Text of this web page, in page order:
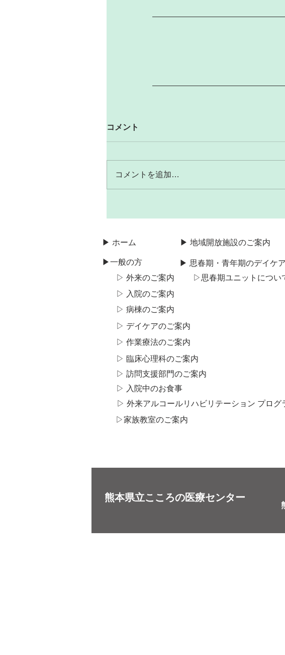
コメント
コメントを追加…
▶ ホーム ▶ 地域開放施設のご案内
▶ 思春期・青年期のデイケ
▶一般の方
▷ 外来のご案内
▷ 入院のご案内
▷ 病棟のご案内
▷ デイケアのご案内
▷ 作業療法のご案内
▷ 臨床心理科のご案内
▷ 訪問支援部門のご案内
▷ 入院中のお食事
▷ 外来アルコール​リハビリテーション プログ
▷​思春期ユニットについ
▷​家族教室のご案内
熊本県立こころの医療センター